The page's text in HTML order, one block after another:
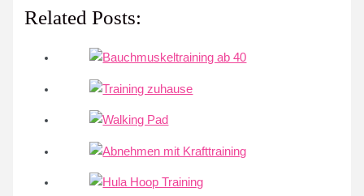
Related Posts: